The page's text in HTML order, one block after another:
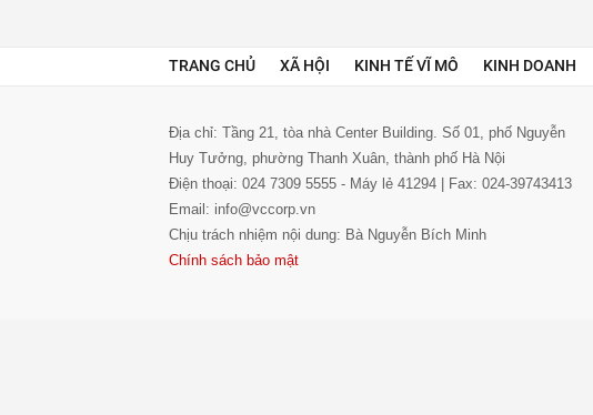
TRANG CHỦ XÃ HỘI KINH TẾ VĨ MÔ KINH DOANH
Địa chỉ: Tầng 21, tòa nhà Center Building. Số 01, phố Nguyễn
Huy Tưởng, phường Thanh Xuân, thành phố Hà Nội
Điện thoại: 024 7309 5555 - Máy lẻ 41294 | Fax: 024-39743413
Email: info@vccorp.vn
Chịu trách nhiệm nội dung: Bà Nguyễn Bích Minh
Chính sách bảo mật